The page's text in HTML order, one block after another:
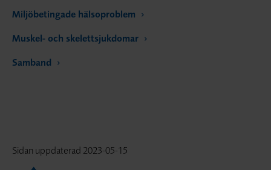
Miljöbetingade hälsoproblem
Muskel- och skelettsjukdomar
Samband
Sidan uppdaterad 2023-05-15